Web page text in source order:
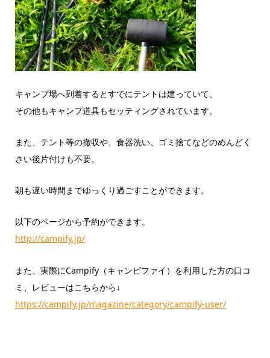
キャンプ場へ到着するとすでにテントは建っていて、
その他もキャンプ道具もセッティングされています。
また、テント等の撤収や、食器洗い、ゴミ捨てなどのめんどく
さい後片付けも不要。
朝も遅い時間までゆっくり過ごすことができます。
以下のページから予約ができます。
http://campify.jp/
また、実際にCampify（キャンピファイ）を利用した方の口コ
ミ、レビューはこちらから↓
https://campify.jp/magazine/category/campify-user/